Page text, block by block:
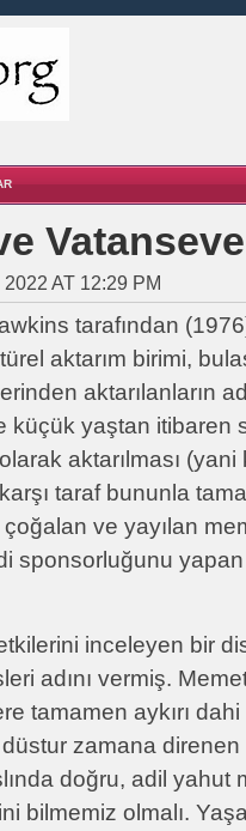
2022 AT 12:29 PM
tarafından
aktarım birimi,
aktarılanların
küçük yaştan itibaren
aktarılması (yani
taraf bununla
ve yayılan
sponsorluğunu
inceleyen bir
adını vermiş.
tamamen aykırı dahi
zamana direnen
doğru, adil yahut
bilmemiz olmalı.